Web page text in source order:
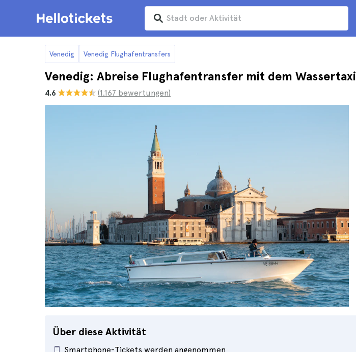
Venedig Venedig Flughafentransfers
Venedig: Abreise Flughafentransfer mit dem Wassertaxi
4.6 (1.167 bewertungen)
Über diese Aktivität
Smartphone-Tickets werden angenommen